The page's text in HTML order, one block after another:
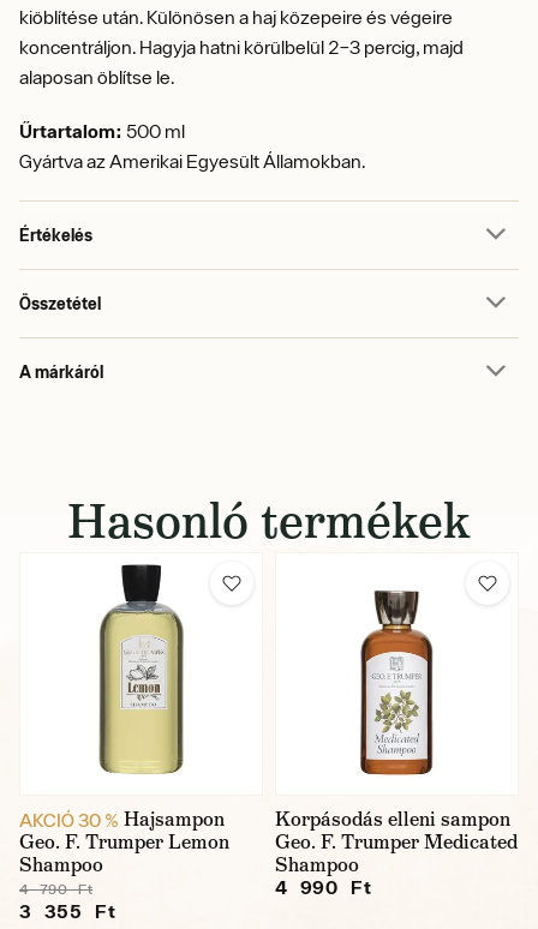
kiöblítése után. Különösen a haj közepeire és végeire
koncentráljon. Hagyja hatni körülbelül 2–3 percig, majd
alaposan öblítse le.
Űrtartalom: 500 ml
Gyártva az Amerikai Egyesült Államokban.
Értékelés
Összetétel
A márkáról
Hasonló termékek
AKCIÓ 30 % Hajsampon
Geo. F. Trumper Lemon
Shampoo
4 790 Ft
3 355 Ft
Korpásodás elleni sampon
Geo. F. Trumper Medicated
Shampoo
4 990 Ft